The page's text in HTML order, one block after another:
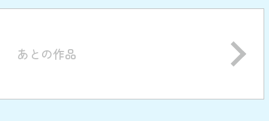
あとの作品